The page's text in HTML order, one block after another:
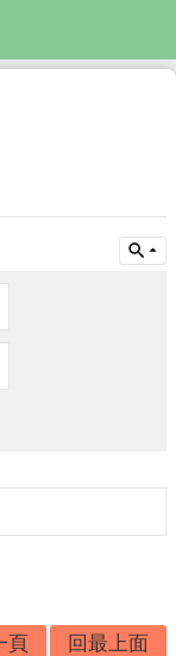
頁 回最上面